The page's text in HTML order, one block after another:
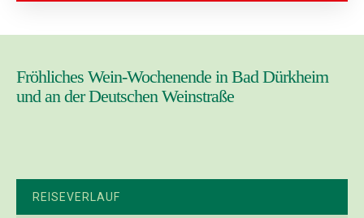
Fröhliches Wein-Wochenende in Bad Dürkheim
und an der Deutschen Weinstraße
REISEVERLAUF